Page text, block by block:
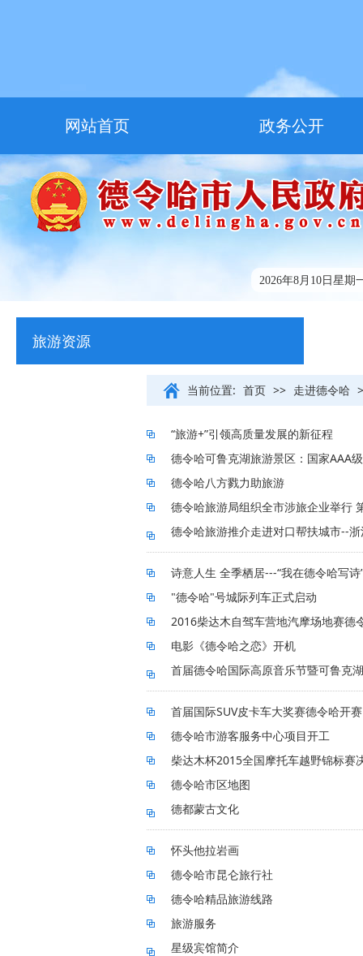
网站首页 政务公开
走进德令哈 友情链接
2026年8月10日星期
旅游资源
当前位置: 首页 >> 走进德令哈
“旅游+”引领高质量发展的新征程
德令哈可鲁克湖旅游景区：国家AAA
德令哈八方戮力助旅游
德令哈旅游局组织全市涉旅企业举行
德令哈旅游推介走进对口帮扶城市--
诗意人生 全季栖居---“我在德令哈写
"德令哈"号城际列车正式启动
2016柴达木自驾车营地汽摩场地赛德
电影《德令哈之恋》开机
首届德令哈国际高原音乐节暨可鲁克
首届国际SUV皮卡车大奖赛德令哈开赛
德令哈市游客服务中心项目开工
柴达木杯2015全国摩托车越野锦标赛
德令哈市区地图
德都蒙古文化
怀头他拉岩画
德令哈市昆仑旅行社
德令哈精品旅游线路
旅游服务
星级宾馆简介